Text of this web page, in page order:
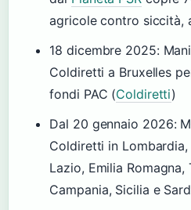
agricole contro siccità,
18 dicembre 2025:
Coldiretti a Bruxelles
fondi PAC (Coldiretti)
Dal 20 gennaio 2026:
Coldiretti in Lombardia,
Lazio, Emilia Romagna,
Campania, Sicilia e